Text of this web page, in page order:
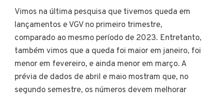
Vimos na última pesquisa que tivemos queda em
lançamentos e VGV no primeiro trimestre,
comparado ao mesmo período de 2023. Entretanto,
também vimos que a queda foi maior em janeiro, foi
menor em fevereiro, e ainda menor em março. A
prévia de dados de abril e maio mostram que, no
segundo semestre, os números devem melhorar